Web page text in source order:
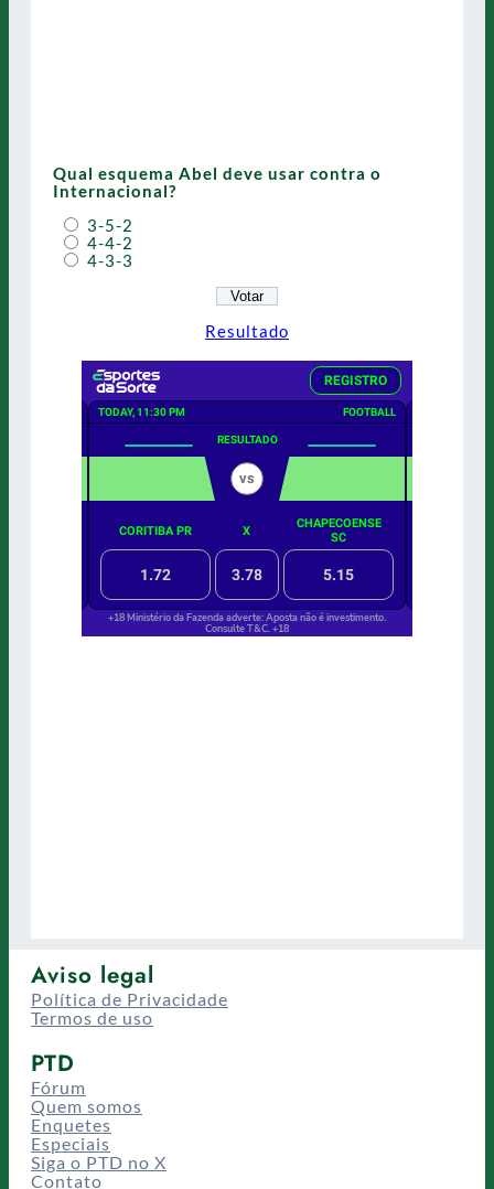
Qual esquema Abel deve usar contra o
Internacional?
3-5-2
4-4-2
4-3-3
Resultado
Aviso legal
Política de Privacidade
Termos de uso
PTD
Fórum
Quem somos
Enquetes
Especiais
Siga o PTD no X
Contato